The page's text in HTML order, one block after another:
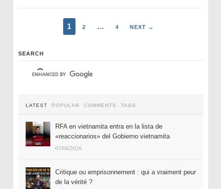
1 2 … 4 NEXT →
SEARCH
LATEST POPULAR COMMENTS TAGS
RFA en vietnamita entra en la lista de
«reaccionarios» del Gobierno vietnamita
07/08/2026
Critique ou emprisonnement : qui a vraiment peur
de la vérité ?